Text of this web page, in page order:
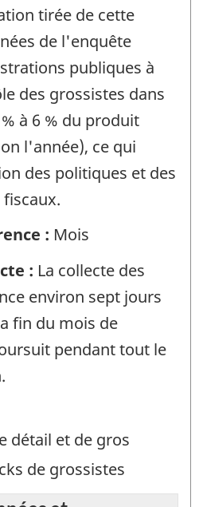
tirée de cette
de l'enquête
publiques à
des grossistes dans
à 6 % du produit
l'année), ce qui
des politiques et des
: Mois
: La collecte des
environ sept jours
fin du mois de
pendant tout le
détail et de gros
de grossistes